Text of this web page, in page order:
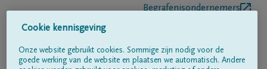
Begrafenisondernemers
Volg ons op
Cookie kennisgeving
Onze website gebruikt cookies. Sommige zijn nodig voor de
goede werking van de website en plaatsen we automatisch. Andere